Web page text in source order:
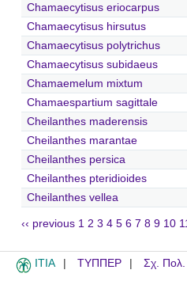
Chamaecytisus eriocarpus
Chamaecytisus hirsutus
Chamaecytisus polytrichus
Chamaecytisus subidaeus
Chamaemelum mixtum
Chamaespartium sagittale
Cheilanthes maderensis
Cheilanthes marantae
Cheilanthes persica
Cheilanthes pteridioides
Cheilanthes vellea
‹‹ previous 1 2 3 4 5 6 7 8 9 10
ITIA ΤΥΠΠΕΡ Σχ.